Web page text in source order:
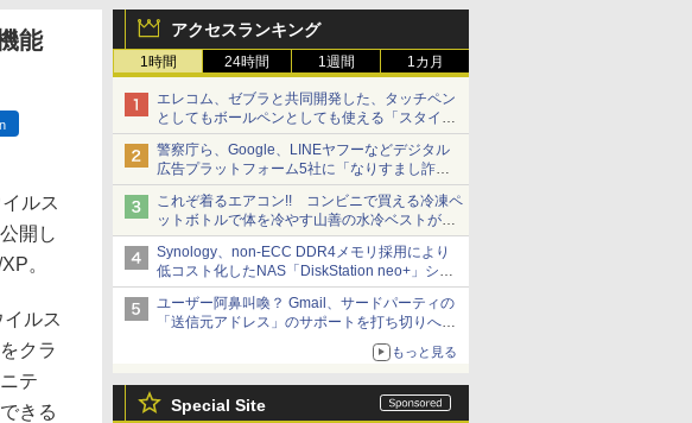
アクセスランキング
1時間 24時間 1週間 1カ月
エレコム、ゼブラと共同開発した、タッチペン
としてもボールペンとしても使える「スタイラ
スツーウェイ」発売 iPadにも紙にも、持ち替
えずに書き込める
警察庁ら、Google、LINEヤフーなどデジタル
広告プラットフォーム5社に「なりすまし詐欺
広告」対策強化を要請 著名人の写真や映像を
使った投資詐欺などへの対策として
これぞ着るエアコン!! コンビニで買える冷凍ペ
ットボトルで体を冷やす山善の水冷ベストがロ
ードバイクにちょうどいい【ぼっち・ざ・ろー
ど！その14】【空いた時間でなにしてる？】
Synology、non-ECC DDR4メモリ採用により
低コスト化したNAS「DiskStation neo+」シリ
ーズ 予算を抑えて導入でき、ECCメモリへの
アップグレードも可能
ユーザー阿鼻叫喚？ Gmail、サードパーティの
「送信元アドレス」のサポートを打ち切りへ
もっと見る
Special Site
能
ルス
開し
。
ルス
クラ
テ
きる